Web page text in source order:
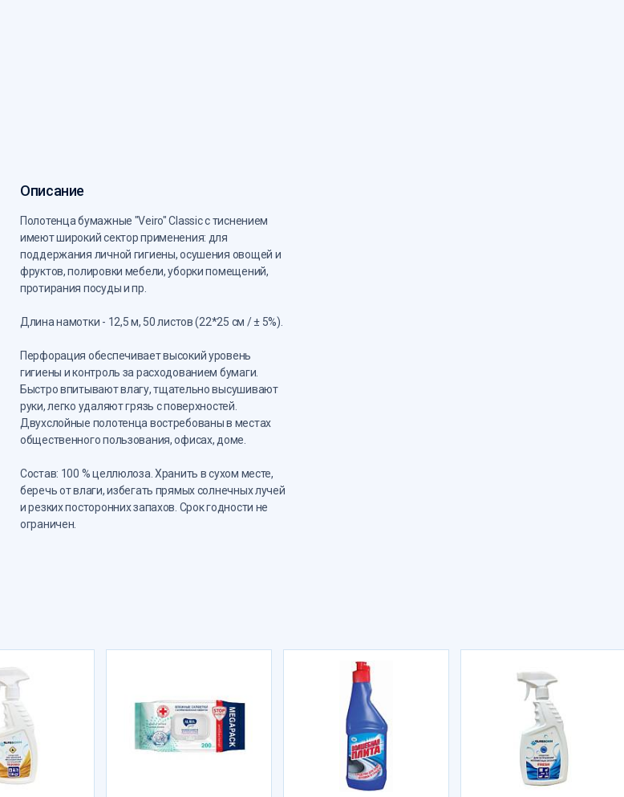
Описание
Полотенца бумажные "Veiro" Classic с тиснением
имеют широкий сектор применения: для
поддержания личной гигиены, осушения овощей и
фруктов, полировки мебели, уборки помещений,
протирания посуды и пр.
Длина намотки - 12,5 м, 50 листов (22*25 см / ± 5%).
Перфорация обеспечивает высокий уровень
гигиены и контроль за расходованием бумаги.
Быстро впитывают влагу, тщательно высушивают
руки, легко удаляют грязь с поверхностей.
Двухслойные полотенца востребованы в местах
общественного пользования, офисах, доме.
Состав: 100 % целлюлоза. Хранить в сухом месте,
беречь от влаги, избегать прямых солнечных лучей
и резких посторонних запахов. Срок годности не
ограничен.